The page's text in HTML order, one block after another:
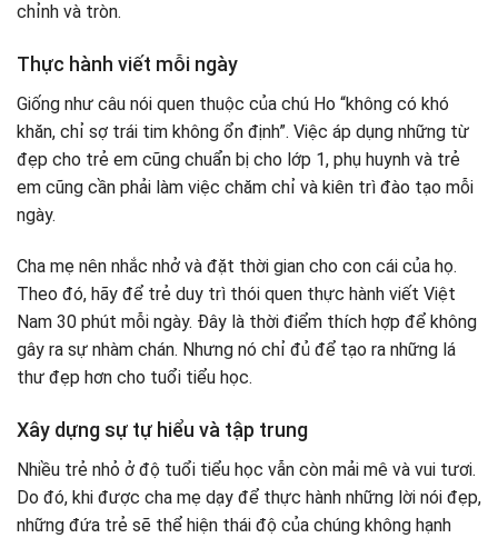
chỉnh và tròn.
Thực hành viết mỗi ngày
Giống như câu nói quen thuộc của chú Ho “không có khó
khăn, chỉ sợ trái tim không ổn định”. Việc áp dụng những từ
đẹp cho trẻ em cũng chuẩn bị cho lớp 1, phụ huynh và trẻ
em cũng cần phải làm việc chăm chỉ và kiên trì đào tạo mỗi
ngày.
Cha mẹ nên nhắc nhở và đặt thời gian cho con cái của họ.
Theo đó, hãy để trẻ duy trì thói quen thực hành viết Việt
Nam 30 phút mỗi ngày. Đây là thời điểm thích hợp để không
gây ra sự nhàm chán. Nhưng nó chỉ đủ để tạo ra những lá
thư đẹp hơn cho tuổi tiểu học.
Xây dựng sự tự hiểu và tập trung
Nhiều trẻ nhỏ ở độ tuổi tiểu học vẫn còn mải mê và vui tươi.
Do đó, khi được cha mẹ dạy để thực hành những lời nói đẹp,
những đứa trẻ sẽ thể hiện thái độ của chúng không hạnh